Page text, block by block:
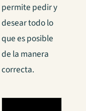
permite pedir y
desear todo lo
que es posible
de la manera
correcta.